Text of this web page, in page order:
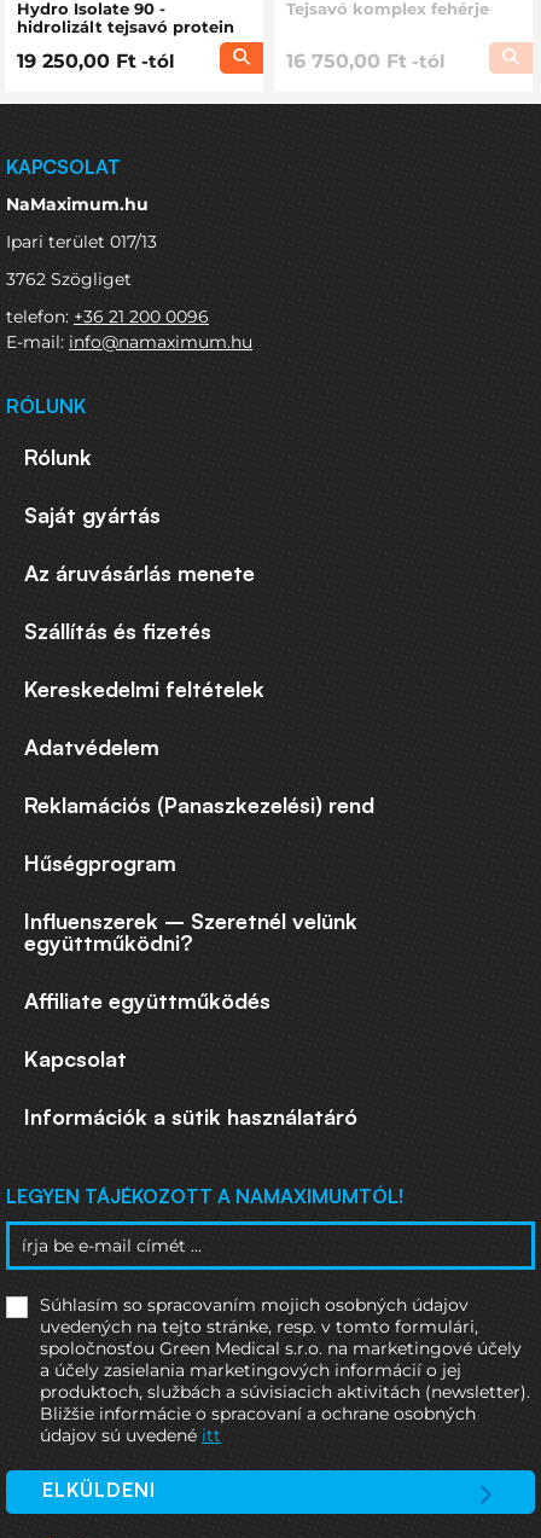
Hydro Isolate 90 -
hidrolizált tejsavó protein
19 250,00 Ft -tól
Tejsavó komplex fehérje
16 750,00 Ft -tól
KAPCSOLAT
NaMaximum.hu
Ipari terület 017/13
3762 Szögliget
telefon: +36 21 200 0096
E-mail: info@namaximum.hu
RÓLUNK
Rólunk
Saját gyártás
Az áruvásárlás menete
Szállítás és fizetés
Kereskedelmi feltételek
Adatvédelem
Reklamációs (Panaszkezelési) rend
Hűségprogram
Influenszerek – Szeretnél velünk
együttműködni?
Affiliate együttműködés
Kapcsolat
Információk a sütik használatáró
LEGYEN TÁJÉKOZOTT A NAMAXIMUMTÓL!
Súhlasím so spracovaním mojich osobných údajov
uvedených na tejto stránke, resp. v tomto formulári,
spoločnosťou Green Medical s.r.o. na marketingové účely
a účely zasielania marketingových informácií o jej
produktoch, službách a súvisiacich aktivitách (newsletter).
Bližšie informácie o spracovaní a ochrane osobných
údajov sú uvedené itt
ELKÜLDENI